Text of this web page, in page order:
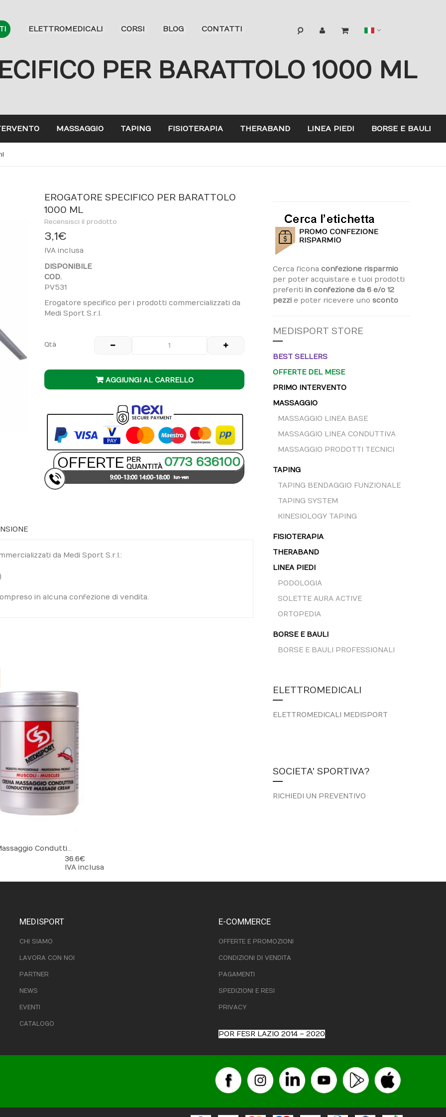
ELETTROMEDICALI CORSI BLOG CONTATTI Lingua
PER BARATTOLO 1000 ML
MASSAGGIO TAPING FISIOTERAPIA THERABAND LINEA PIEDI BORSE E BAULI
EROGATORE SPECIFICO PER BARATTOLO
1000 ML
Recensisci il prodotto
3,1 €
IVA inclusa
DISPONIBILE
COD.
PV531
Erogatore specifico per i prodotti commercializzati da
Medi Sport S.r.l.
Qtà
AGGIUNGI AL CARRELLO
da Medi Sport S.r.l.:
in alcuna confezione di vendita.
Crema Massaggio Conduttiva
36.6 €
IVA inclusa
Cerca l'icona confezione risparmio
per poter acquistare e tuoi prodotti
preferiti in confezione da 6 e/o 12
pezzi e poter ricevere uno sconto
MEDISPORT STORE
BEST SELLERS
OFFERTE DEL MESE
PRIMO INTERVENTO
MASSAGGIO
MASSAGGIO LINEA BASE
MASSAGGIO LINEA CONDUTTIVA
MASSAGGIO PRODOTTI TECNICI
TAPING
TAPING BENDAGGIO FUNZIONALE
TAPING SYSTEM
KINESIOLOGY TAPING
FISIOTERAPIA
THERABAND
LINEA PIEDI
PODOLOGIA
SOLETTE AURA ACTIVE
ORTOPEDIA
BORSE E BAULI
BORSE E BAULI PROFESSIONALI
ELETTROMEDICALI
ELETTROMEDICALI MEDISPORT
SOCIETA' SPORTIVA?
RICHIEDI UN PREVENTIVO
MEDISPORT
CHI SIAMO
LAVORA CON NOI
PARTNER
NEWS
EVENTI
CATALOGO
E-COMMERCE
OFFERTE E PROMOZIONI
CONDIZIONI DI VENDITA
PAGAMENTI
SPEDIZIONI E RESI
PRIVACY
POR FESR LAZIO 2014 – 2020